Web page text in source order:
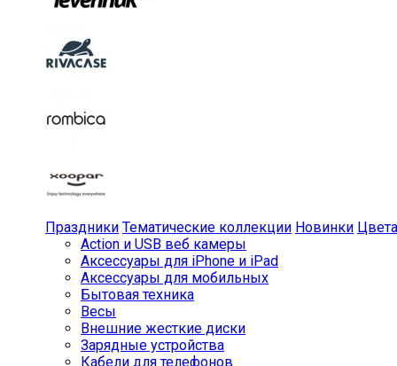
Праздники Тематические коллекции Новинки Цвета
Action и USB веб камеры
Аксессуары для iPhone и iPad
Аксессуары для мобильных
Бытовая техника
Весы
Внешние жесткие диски
Зарядные устройства
Кабели для телефонов